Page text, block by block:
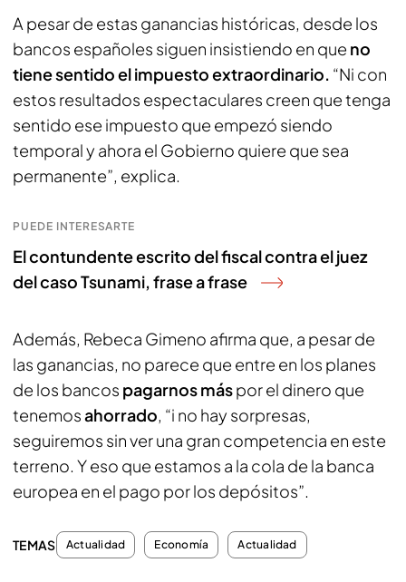
A pesar de estas ganancias históricas, desde los
bancos españoles siguen insistiendo en que no
tiene sentido el impuesto extraordinario. “Ni con
estos resultados espectaculares creen que tenga
sentido ese impuesto que empezó siendo
temporal y ahora el Gobierno quiere que sea
permanente”, explica.
PUEDE INTERESARTE
El contundente escrito del fiscal contra el juez
del caso Tsunami, frase a frase
Además, Rebeca Gimeno afirma que, a pesar de
las ganancias, no parece que entre en los planes
de los bancos pagarnos máspor el dinero que
tenemosahorrado, “i no hay sorpresas,
seguiremos sin ver una gran competencia en este
terreno. Y eso que estamos a la cola de la banca
europea en el pago por los depósitos”.
TEMAS Actualidad Economía Actualidad